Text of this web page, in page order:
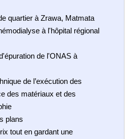
quartier à Zrawa, Matmata
à l'hôpital régional
de l'ONAS à
de l’exécution des
des matériaux et des
plans
tout en gardant une